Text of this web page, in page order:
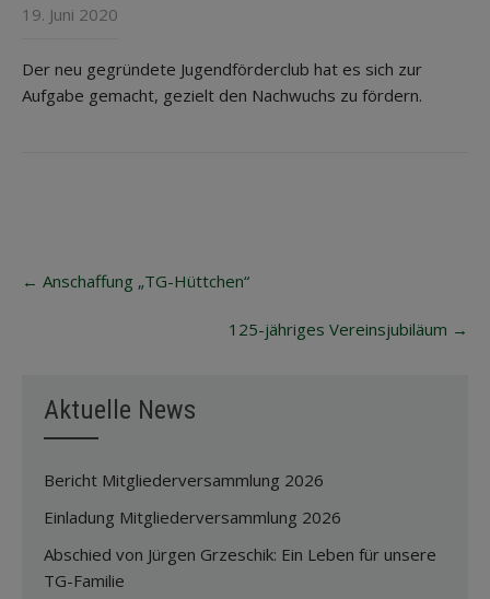
19. Juni 2020
Der neu gegründete Jugendförderclub hat es sich zur
Aufgabe gemacht, gezielt den Nachwuchs zu fördern.
navigation
← Anschaffung „TG-Hüttchen“
125-jähriges Vereinsjubiläum →
Aktuelle News
Bericht Mitgliederversammlung 2026
Einladung Mitgliederversammlung 2026
Abschied von Jürgen Grzeschik: Ein Leben für unsere
TG-Familie